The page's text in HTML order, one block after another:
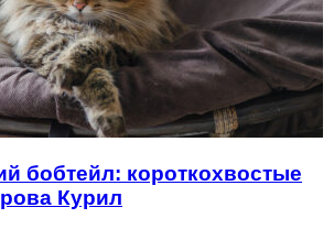
бобтейл: короткохвостые
Курил